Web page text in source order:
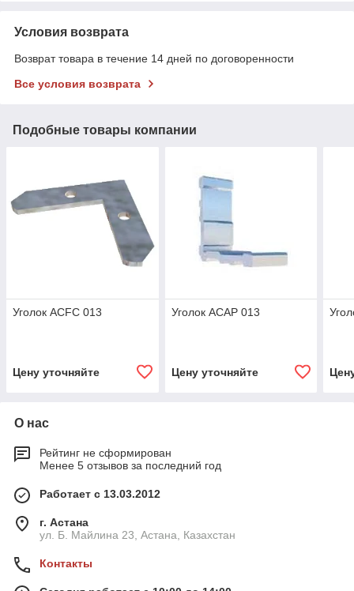
Условия возврата
Возврат товара в течение 14 дней по договоренности
Все условия возврата
Подобные товары компании
Уголок ACFC 013
Цену уточняйте
Уголок ACAP 013
Цену уточняйте
О нас
Рейтинг не сформирован
Менее 5 отзывов за последний год
Работает с 13.03.2012
г. Астана
ул. Б. Майлина 23, Астана, Казахстан
Контакты